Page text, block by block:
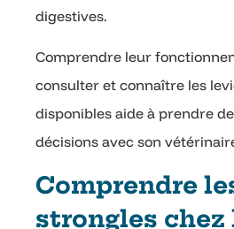
digestives.
Comprendre leur
consulter et connaître les
disponibles aide à prendre
décisions avec son
Comprendre
strongles chez